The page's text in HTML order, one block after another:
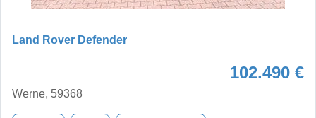
Land Rover Defender
102.490 €
Werne, 59368